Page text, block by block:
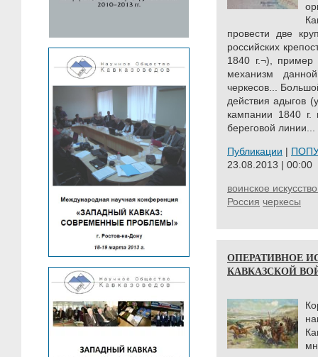
провести две
российских
1840 г.¬), пример
механизм
черкесов...
действия адыгов
кампании 1840 г.
береговой линии...
Публикации |
23.08.2013 | 00:00
воинское
Россия черкесы
ОПЕРАТИВНОЕ
КАВКАЗСКОЙ